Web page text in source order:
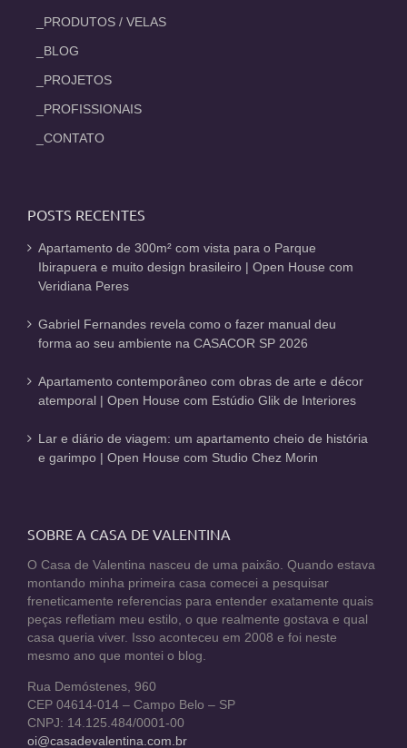
_PRODUTOS / VELAS
_BLOG
_PROJETOS
_PROFISSIONAIS
_CONTATO
POSTS RECENTES
Apartamento de 300m² com vista para o Parque
Ibirapuera e muito design brasileiro | Open House com
Veridiana Peres
Gabriel Fernandes revela como o fazer manual deu
forma ao seu ambiente na CASACOR SP 2026
Apartamento contemporâneo com obras de arte e décor
atemporal | Open House com Estúdio Glik de Interiores
Lar e diário de viagem: um apartamento cheio de história
e garimpo | Open House com Studio Chez Morin
SOBRE A CASA DE VALENTINA
O Casa de Valentina nasceu de uma paixão. Quando estava
montando minha primeira casa comecei a pesquisar
freneticamente referencias para entender exatamente quais
peças refletiam meu estilo, o que realmente gostava e qual
casa queria viver. Isso aconteceu em 2008 e foi neste
mesmo ano que montei o blog.
Rua Demóstenes, 960
CEP 04614-014 – Campo Belo – SP
CNPJ: 14.125.484/0001-00
oi@casadevalentina.com.br